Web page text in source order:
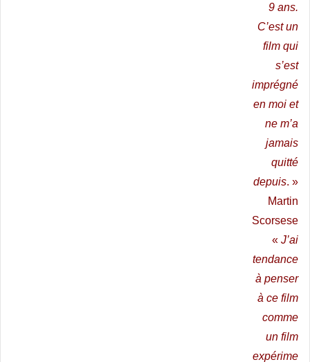
9 ans.
C’est un
film qui
s’est
imprégné
en moi et
ne m’a
jamais
quitté
depuis. »
Martin
Scorsese
« J’ai
tendance
à penser
à ce film
comme
un film
expérime